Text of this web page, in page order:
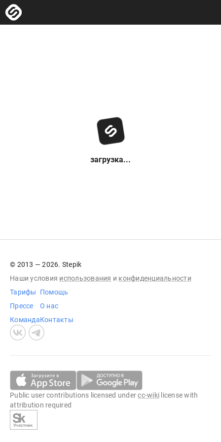
загрузка...
© 2013 — 2026. Stepik
Наши условия использования и конфиденциальности
Тарифы
Прессе
Команда
Помощь
О нас
Контакты
Public user contributions licensed undercc-wiki license with
attribution required